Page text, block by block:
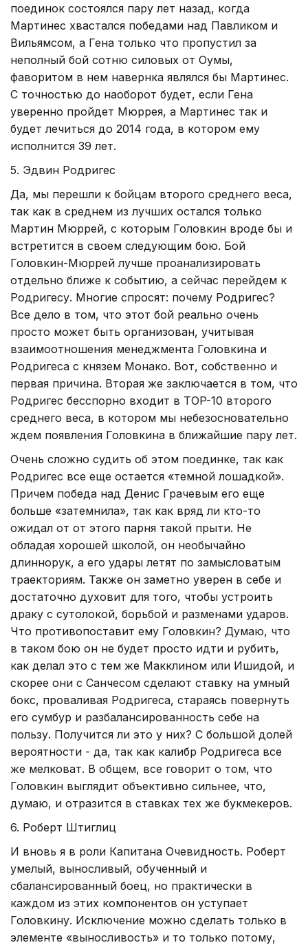
поединок состоялся пару лет назад, когда
Мартинес хвастался победами над Павликом и
Вильямсом, а Гена только что пропустил за
неполный бой сотню силовых от Оумы,
фаворитом в нем навернка являлся бы Мартинес.
С точностью до наоборот будет, если Гена
уверенно пройдет Мюррея, а Мартинес так и
будет лечиться до 2014 года, в котором ему
исполнится 39 лет.
5. Эдвин Родригес
Да, мы перешли к бойцам второго среднего веса,
так как в среднем из лучших остался только
Мартин Мюррей, с которым Головкин вроде бы и
встретится в своем следующим бою. Бой
Головкин-Мюррей лучше проанализировать
отдельно ближе к событию, а сейчас перейдем к
Родригесу. Многие спросят: почему Родригес?
Все дело в том, что этот бой реально очень
просто может быть организован, учитывая
взаимоотношения менеджмента Головкина и
Родригеса с князем Монако. Вот, собственно и
первая причина. Вторая же заключается в том, что
Родригес бесспорно входит в TOP-10 второго
среднего веса, в котором мы небезосновательно
ждем появления Головкина в ближайшие пару лет.
Очень сложно судить об этом поединке, так как
Родригес все еще остается «темной лошадкой».
Причем победа над Денис Грачевым его еще
больше «затемнила», так как вряд ли кто-то
ожидал от от этого парня такой прыти. Не
обладая хорошей школой, он необычайно
длиннорук, а его удары летят по замысловатым
траекториям. Также он заметно уверен в себе и
достаточно духовит для того, чтобы устроить
драку с сутолокой, борьбой и разменами ударов.
Что противопоставит ему Головкин? Думаю, что
в таком бою он не будет просто идти и рубить,
как делал это с тем же Макклином или Ишидой, и
скорее они с Санчесом сделают ставку на умный
бокс, проваливая Родригеса, стараясь повернуть
его сумбур и разбалансированность себе на
пользу. Получится ли это у них? С большой долей
вероятности - да, так как калибр Родригеса все
же мелковат. В общем, все говорит о том, что
Головкин выглядит объективно сильнее, что,
думаю, и отразится в ставках тех же букмекеров.
6. Роберт Штиглиц
И вновь я в роли Капитана Очевидность. Роберт
умелый, выносливый, обученный и
сбалансированный боец, но практически в
каждом из этих компонентов он уступает
Головкину. Исключение можно сделать только в
элементе «выносливость» и то только потому,